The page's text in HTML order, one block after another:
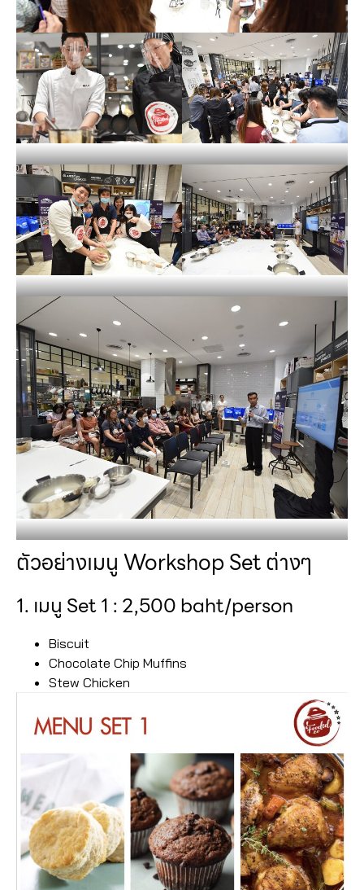
ตัวอย่างเมนู Workshop Set ต่างๆ
1. เมนู Set 1 : 2,500 baht/person
Biscuit
Chocolate Chip Muffins
Stew Chicken